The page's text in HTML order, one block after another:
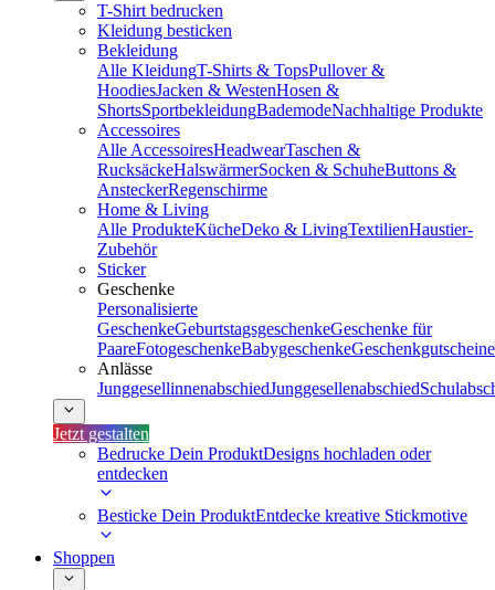
T-Shirt bedrucken
Kleidung besticken
Bekleidung
Alle KleidungT-Shirts & TopsPullover &
HoodiesJacken & WestenHosen &
ShortsSportbekleidungBademodeNachhaltige Produkte
Accessoires
Alle AccessoiresHeadwearTaschen &
RucksäckeHalswärmerSocken & SchuheButtons &
AnsteckerRegenschirme
Home & Living
Alle ProdukteKücheDeko & LivingTextilienHaustier-
Zubehör
Sticker
Geschenke
Personalisierte
GeschenkeGeburtstagsgeschenkeGeschenke für
PaareFotogeschenkeBabygeschenkeGeschenkgutscheine
Anlässe
JunggesellinnenabschiedJunggesellenabschied
Jetzt gestalten
Bedrucke Dein ProduktDesigns hochladen oder
entdecken
Besticke Dein ProduktEntdecke kreative Stickmotive
Shoppen